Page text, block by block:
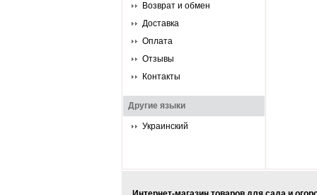
Возврат и обмен
Доставка
Оплата
Отзывы
Контакты
Другие языки
Украинский